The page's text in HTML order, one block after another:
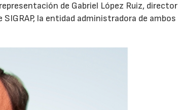
de Gabriel López Ruiz, director
la entidad administradora de ambos